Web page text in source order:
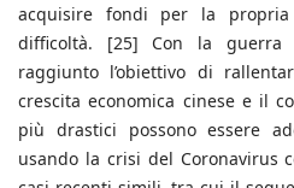
acquisire fondi per la
difficoltà. [25] Con la guerra
raggiunto l’obiettivo di
crescita economica cinese e il
più drastici possono essere
usando la crisi del Coronavirus